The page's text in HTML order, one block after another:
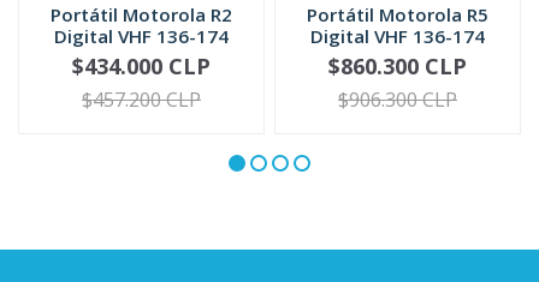
Portátil Motorola R2
Digital VHF 136-174
MHz UH...
VER OPCIONES
$434.000 CLP
$457.200 CLP
Portátil Motorola R5
Digital VHF 136-174
MHz | ...
VER OPCIONES
$860.300 CLP
$906.300 CLP